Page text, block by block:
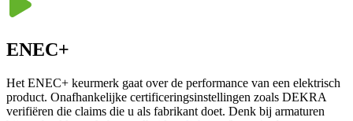
ENEC+
Het ENEC+ keurmerk gaat over de performance van een elektrisch
product. Onafhankelijke certificeringsinstellingen zoals DEKRA
verifiëren die claims die u als fabrikant doet. Denk bij armaturen